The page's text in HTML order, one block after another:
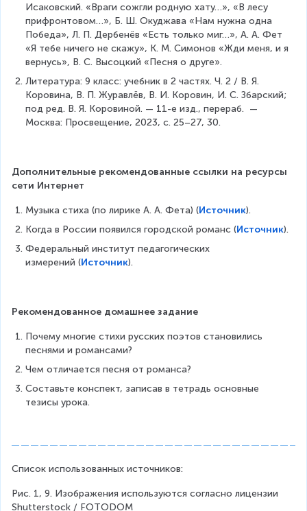
Исаковский. «Враги сожгли родную хату…», «В лесу
прифронтовом…», Б. Ш. Окуджава «Нам нужна одна
Победа», Л. П. Дербенёв «Есть только миг…», А. А. Фет
«Я тебе ничего не скажу», К. М. Симонов «Жди меня, и я
вернусь», В. С. Высоцкий «Песня о друге».
Литература: 9 класс: учебник в 2 частях. Ч. 2 / В. Я.
Коровина, В. П. Журавлёв, В. И. Коровин, И. С. Збарский;
под ред. В. Я. Коровиной. — 11-е изд., перераб.  —
Москва: Просвещение, 2023, с. 25–27, 30.
Дополнительные рекомендованные ссылки на ресурсы
сети Интернет
Музыка стиха (по лирике А. А. Фета) (Источник).
Когда в России появился городской романс (Источник).
Федеральный институт педагогических
измерений (Источник).
Рекомендованное домашнее задание
Почему многие стихи русских поэтов становились
песнями и романсами?
Чем отличается песня от романса?
Составьте конспект, записав в тетрадь основные
тезисы урока.
Список использованных источников:
Рис. 1, 9. Изображения используются согласно лицензии
Shutterstock / FOTODOM